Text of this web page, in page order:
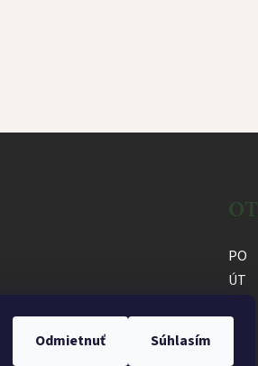
Odmietnuť Súhlasím
PO
ÚT